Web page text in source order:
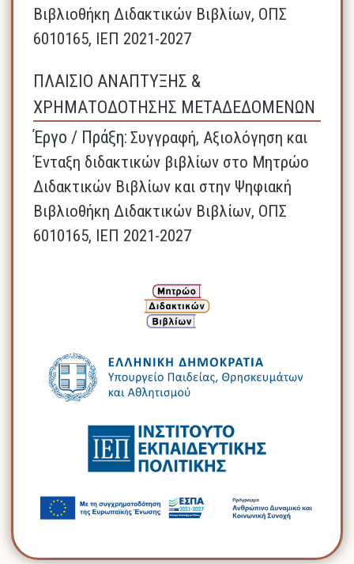
Βιβλιοθήκη Διδακτικών Βιβλίων, ΟΠΣ
6010165, ΙΕΠ 2021-2027
ΠΛΑΙΣΙΟ ΑΝΑΠΤΥΞΗΣ &
ΧΡΗΜΑΤΟΔΟΤΗΣΗΣ ΜΕΤΑΔΕΔΟΜΕΝΩΝ
Έργο / Πράξη: Συγγραφή, Αξιολόγηση και
Ένταξη διδακτικών βιβλίων στο Μητρώο
Διδακτικών Βιβλίων και στην Ψηφιακή
Βιβλιοθήκη Διδακτικών Βιβλίων, ΟΠΣ
6010165, ΙΕΠ 2021-2027